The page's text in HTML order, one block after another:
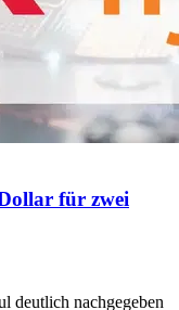
für zwei
deutlich nachgegeben